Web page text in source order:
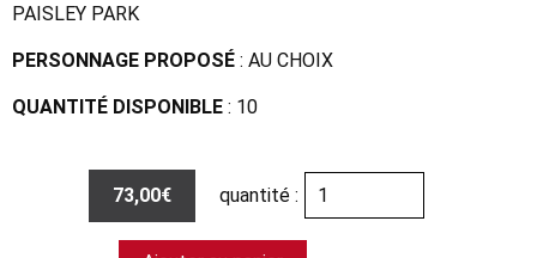
PAISLEY PARK
PERSONNAGE PROPOSÉ : AU CHOIX
QUANTITÉ DISPONIBLE : 10
73,00€ quantité :